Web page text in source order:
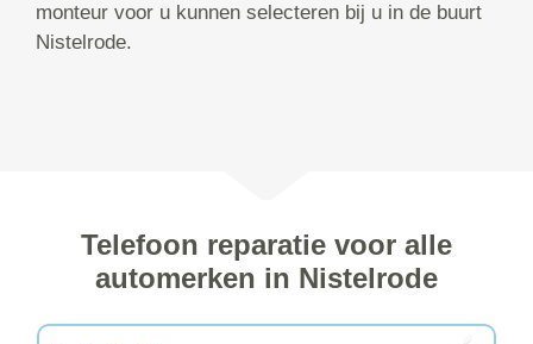
monteur voor u kunnen selecteren bij u in de buurt
Nistelrode.
Telefoon reparatie voor alle
automerken in Nistelrode